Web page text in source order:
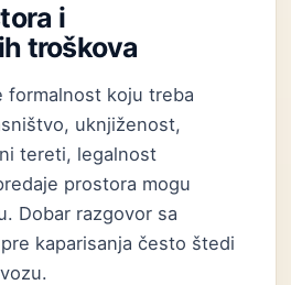
i
troškova
formalnost koju treba
uknjiženost,
tereti, legalnost
prostora mogu
Dobar razgovor sa
kaparisanja često štedi